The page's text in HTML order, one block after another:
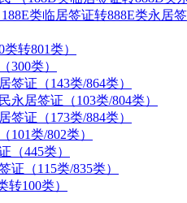
类临居签证转888E类永居
转801类）
300类）
签证（143类/864类）
永居签证（103类/804类）
签证（173类/884类）
101类/802类）
（445类）
证（115类/835类）
转100类）